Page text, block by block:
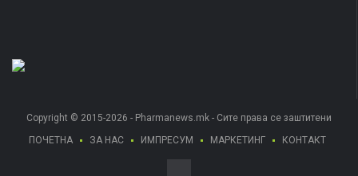
Copyright © 2015-2026 - Pharmanews.mk - Сите права се заштитени
ПОЧЕТНА
ЗА НАС ИМПРЕСУМ МАРКЕТИНГ КОНТАКТ